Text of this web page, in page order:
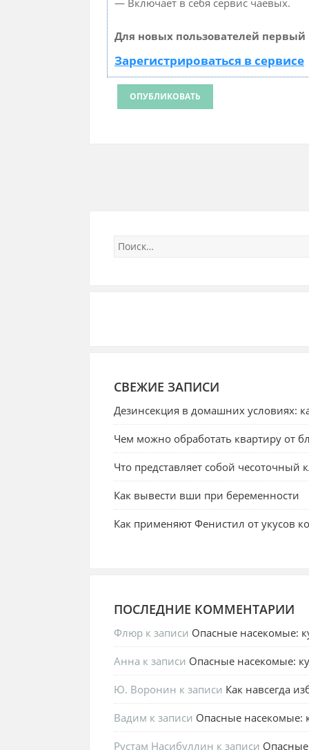
Для новых пользователей первый
Зарегистрироваться в сервисе
СВЕЖИЕ ЗАПИСИ
Дезинсекция в домашних условиях:
Чем можно обработать квартиру от
Что представляет собой чесоточный
Как вывести вши при беременности
Как применяют Фенистил от укусов
ПОСЛЕДНИЕ КОММЕНТАРИИ
Флюр к записи Опасные насекомые:
Анна к записи Опасные насекомые:
Ю. Воронин к записи Как навсегда
Вадим к записи Опасные насекомые:
Рустам Насибуллин к записи Опасные